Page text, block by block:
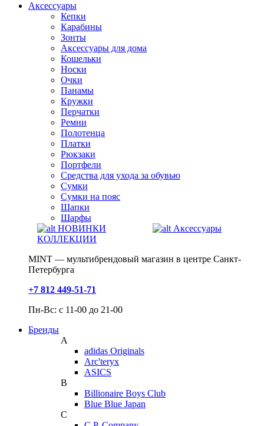
Аксессуары
Кепки
Карабины
Зонты
Аксессуары для дома
Кошельки
Носки
Очки
Панамы
Кружки
Перчатки
Ремни
Полотенца
Платки
Рюкзаки
Портфели
Средства для ухода за обувью
Сумки
Сумки на пояс
Шапки
Шарфы
НОВИНКИ
КОЛЛЕКЦИИ
Аксессуары
MINT — мультибрендовый магазин в центре Санкт-
Петербурга
+7 812 449-51-71
Пн-Вс: с 11-00 до 21-00
Бренды
A
adidas Originals
Arc'teryx
ASICS
B
Billionaire Boys Club
Blue Blue Japan
C